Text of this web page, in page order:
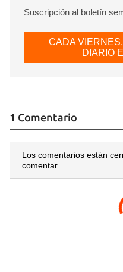
Guardar como favorito
Para poder guardar
iniciar sesión con tu
Suscripción al boletín
CADA
DIARIO
1 Comentario
Los comentarios están
comentar